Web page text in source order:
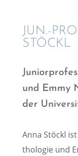
JUN.-
STÖCKL
und Emmy
der
Anna Stöckl
tho­lo­gie und